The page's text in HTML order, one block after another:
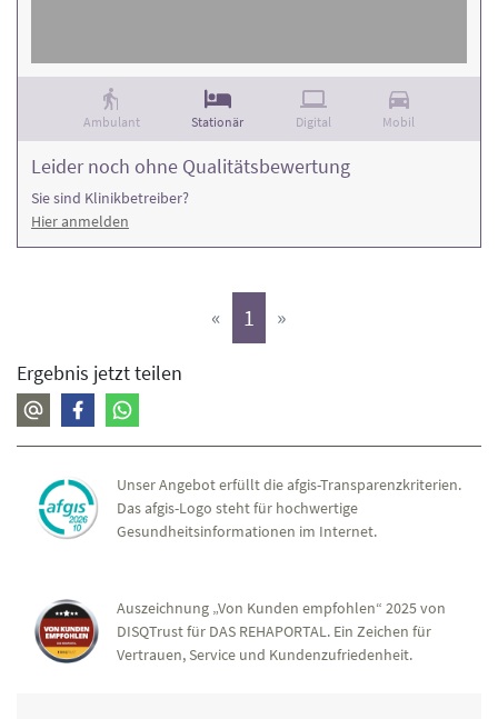
Ambulant Stationär Digital Mobil
Leider noch ohne Qualitätsbewertung
Sie sind Klinikbetreiber?
Hier anmelden
« 1 (aktiv)
»
Ergebnis jetzt teilen
Unser Angebot erfüllt die afgis-Transparenzkriterien.
Das afgis-Logo steht für hochwertige
Gesundheitsinformationen im Internet.
Auszeichnung „Von Kunden empfohlen“ 2025 von
DISQTrust für DAS REHAPORTAL. Ein Zeichen für
Vertrauen, Service und Kundenzufriedenheit.